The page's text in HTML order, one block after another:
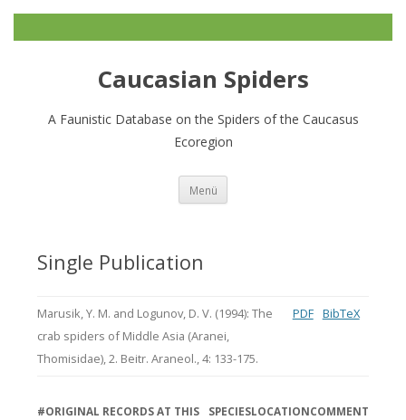
Caucasian Spiders
A Faunistic Database on the Spiders of the Caucasus
Ecoregion
Menü
Single Publication
Marusik, Y. M. and Logunov, D. V. (1994): The
crab spiders of Middle Asia (Aranei,
Thomisidae), 2. Beitr. Araneol., 4: 133-175.
PDF BibTeX
#ORIGINAL RECORDS AT THIS
SPECIESLOCATIONCOMMENT